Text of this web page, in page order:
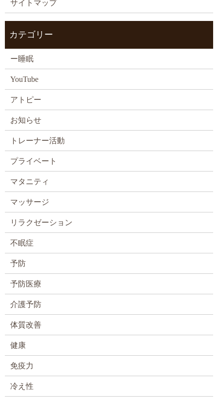
サイトマップ
カテゴリー
ー睡眠
YouTube
アトピー
お知らせ
トレーナー活動
プライベート
マタニティ
マッサージ
リラクゼーション
不眠症
予防
予防医療
介護予防
体質改善
健康
免疫力
冷え性